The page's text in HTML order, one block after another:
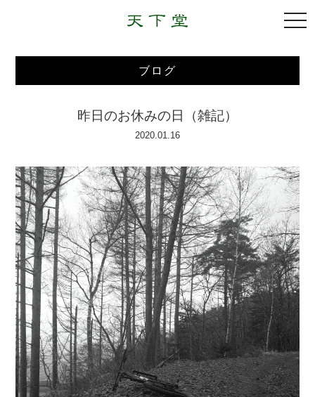
ブログ
昨日のお休みの日（雑記）
2020.01.16